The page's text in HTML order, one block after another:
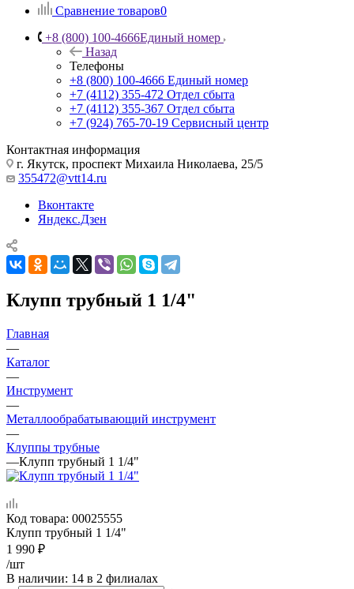
Сравнение товаров0
+8 (800) 100-4666Единый номер
Назад
Телефоны
+8 (800) 100-4666 Единый номер
+7 (4112) 355-472 Отдел сбыта
+7 (4112) 355-367 Отдел сбыта
+7 (924) 765-70-19 Сервисный центр
Контактная информация
г. Якутск, проспект Михаила Николаева, 25/5
355472@vtt14.ru
Вконтакте
Яндекс.Дзен
Клупп трубный 1 1/4"
Главная
—
Каталог
—
Инструмент
—
Металлообрабатывающий инструмент
—
Клуппы трубные
—Клупп трубный 1 1/4"
Код товара: 00025555
Клупп трубный 1 1/4"
1 990 ₽
/шт
В наличии: 14 в 2 филиалах